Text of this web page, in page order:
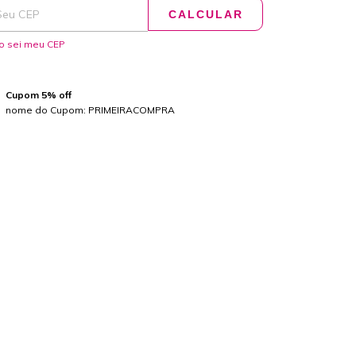
CALCULAR
sei meu CEP
Cupom 5% off
nome do Cupom: PRIMEIRACOMPRA